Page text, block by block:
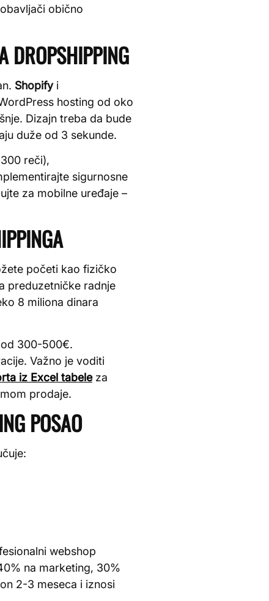
obično
DROPSHIPPING
Shopifyi
hosting od oko
Dizajn treba da bude
duže od 3 sekunde.
reči),
sigurnosne
za mobilne uređaje –
početi kao fizičko
preduzetničke radnje
8 miliona dinara
od 300-500€.
Važno je voditi
iz Excel tabeleza
prodaje.
POSAO
webshop
na marketing, 30%
2-3 meseca i iznosi